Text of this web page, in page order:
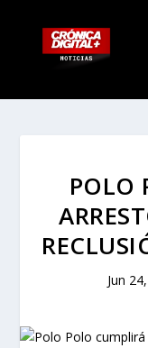
POLO
Jun